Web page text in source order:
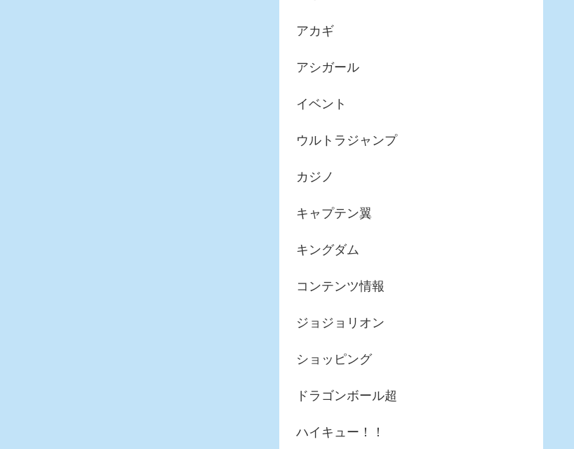
アカギ
アシガール
イベント
ウルトラジャンプ
カジノ
キャプテン翼
キングダム
コンテンツ情報
ジョジョリオン
ショッピング
ドラゴンボール超
ハイキュー！！